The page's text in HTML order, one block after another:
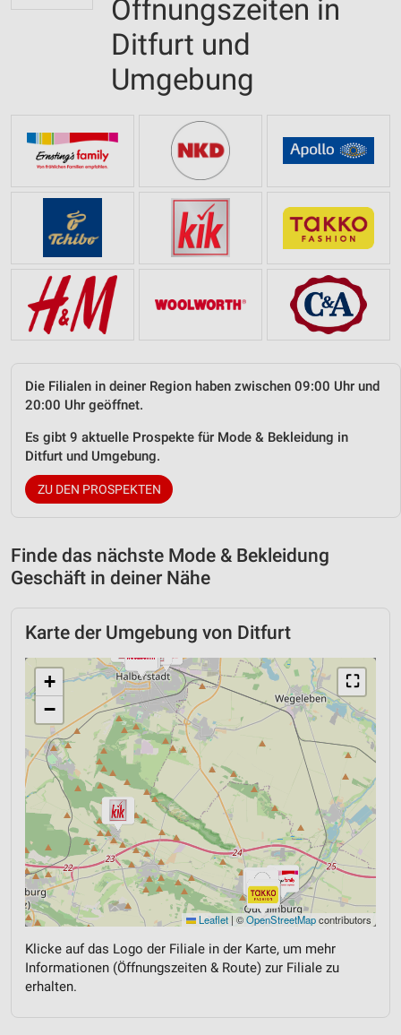
Öffnungszeiten in
Ditfurt und
Umgebung
Die Filialen in deiner Region haben zwischen 09:00 Uhr und
20:00 Uhr geöffnet.
Es gibt 9 aktuelle Prospekte für Mode & Bekleidung in
Ditfurt und Umgebung.
ZU DEN PROSPEKTEN
Finde das nächste Mode & Bekleidung
Geschäft in deiner Nähe
Karte der Umgebung von Ditfurt
⛶
+
−
Leaflet | ©OpenStreetMapcontributors
Klicke auf das Logo der Filiale in der Karte, um mehr
Informationen (Öffnungszeiten & Route) zur Filiale zu
erhalten.